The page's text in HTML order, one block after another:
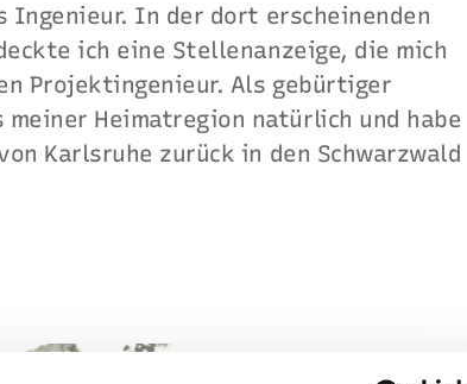
Ingenieur. In der dort erscheinenden
ich eine Stellenanzeige, die mich
Projektingenieur. Als gebürtiger
Heimatregion natürlich und habe
Karlsruhe zurück in den Schwarzwald